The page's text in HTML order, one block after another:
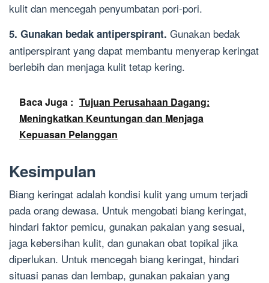
kulit dan mencegah penyumbatan pori-pori.
5. Gunakan bedak antiperspirant. Gunakan bedak
antiperspirant yang dapat membantu menyerap keringat
berlebih dan menjaga kulit tetap kering.
Baca Juga : Tujuan Perusahaan Dagang:
Meningkatkan Keuntungan dan Menjaga
Kepuasan Pelanggan
Kesimpulan
Biang keringat adalah kondisi kulit yang umum terjadi
pada orang dewasa. Untuk mengobati biang keringat,
hindari faktor pemicu, gunakan pakaian yang sesuai,
jaga kebersihan kulit, dan gunakan obat topikal jika
diperlukan. Untuk mencegah biang keringat, hindari
situasi panas dan lembap, gunakan pakaian yang